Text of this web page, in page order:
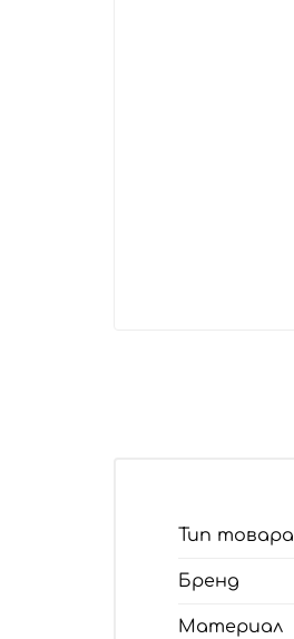
Тип товара
Бренд
Материал